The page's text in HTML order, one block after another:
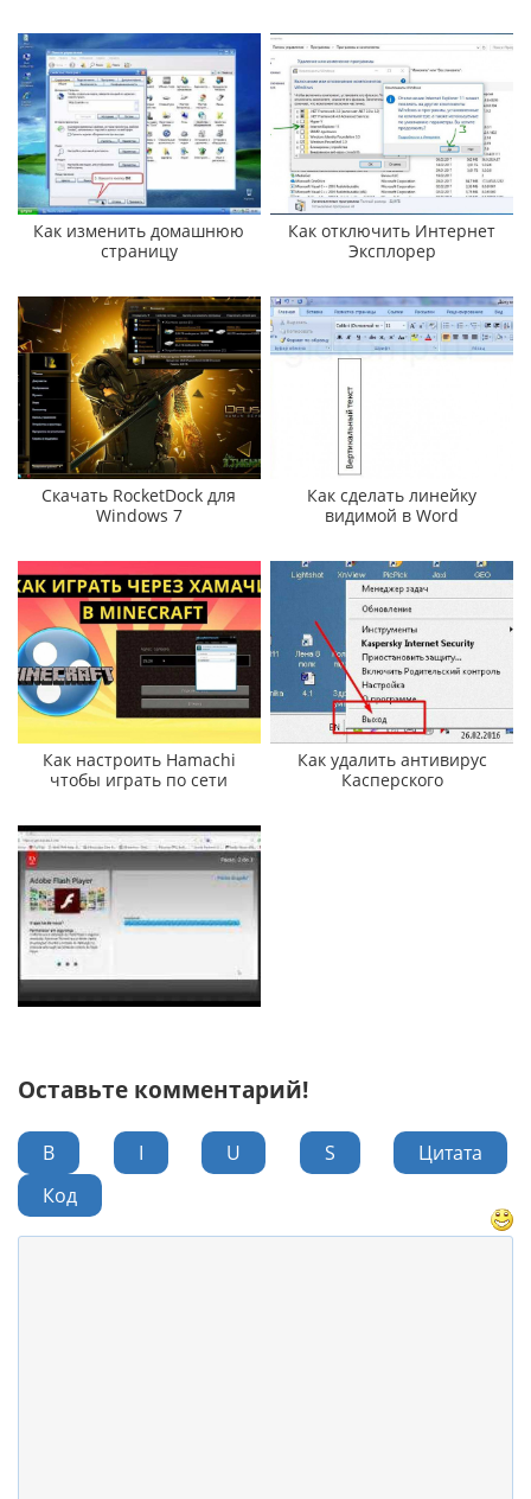
Как изменить домашнюю
страницу
Как отключить Интернет
Эксплорер
Скачать RocketDock для
Windows 7
Как сделать линейку
видимой в Word
Как настроить Hamachi
чтобы играть по сети
Как удалить антивирус
Касперского
Оставьте комментарий!
B I U S
Цитата
Код